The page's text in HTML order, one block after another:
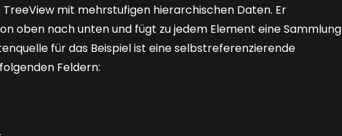
mit mehrstufigen hierarchischen Daten. Er
oben nach unten und fügt zu jedem Element eine Sammlung
für das Beispiel ist eine selbstreferenzierende
Feldern: